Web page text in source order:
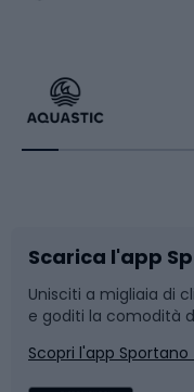
Bikepacking
Bushcraft
Corsa
Sport con le
Slitte e slittini
Snowboard
Scarica l'app
Unisciti a migliaia di
e goditi la comodità
Scopri l'app Sportano